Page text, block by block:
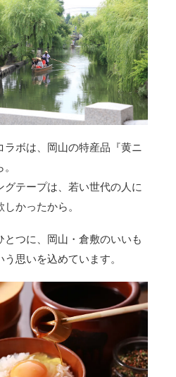
ボは、岡山の特産品『黄ニ
テープは、若い世代の人に
かったから。
とつに、岡山・倉敷のいいも
思いを込めています。